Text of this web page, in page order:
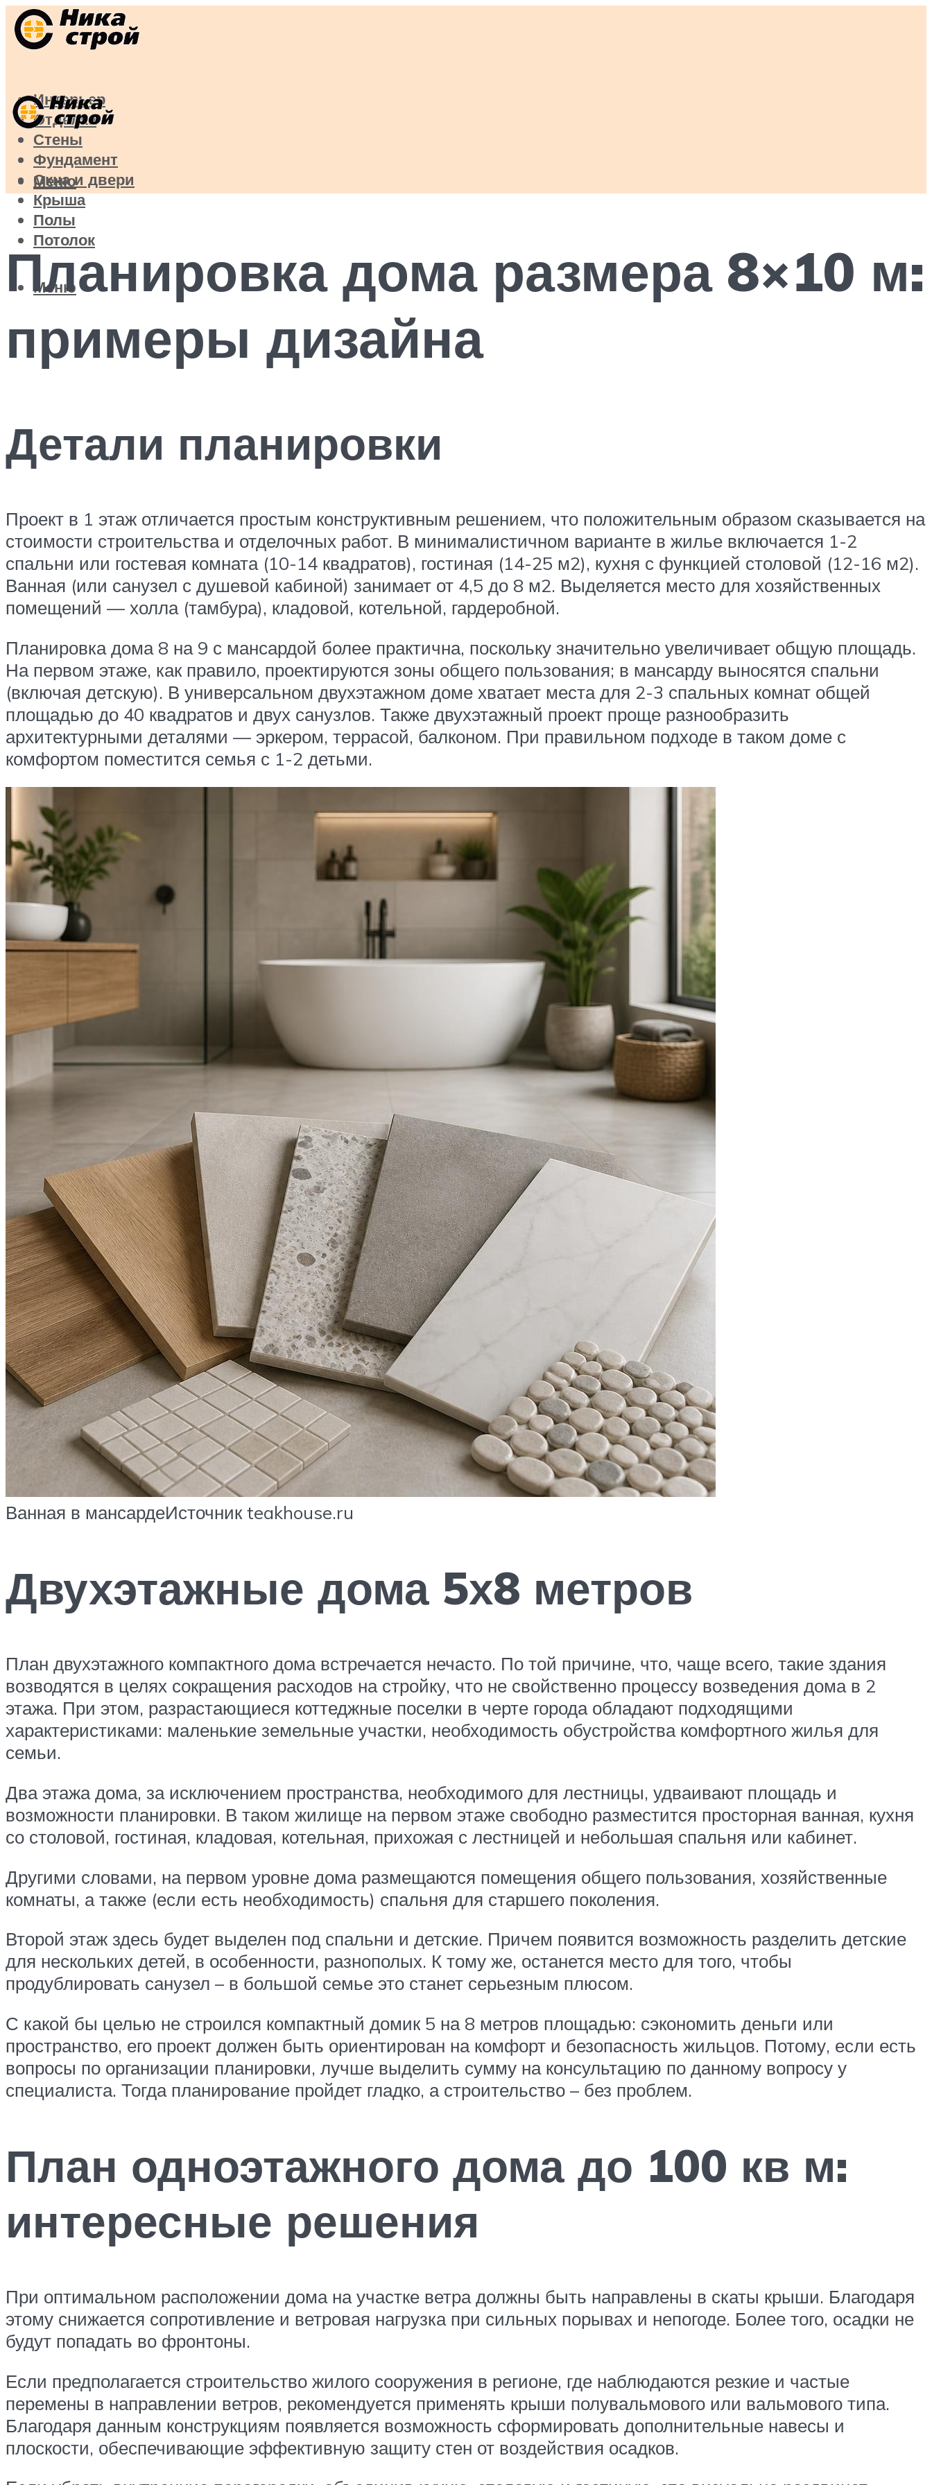
Интерьер
Отделка
Стены
Фундамент
Окна и двери
Крыша
Полы
Потолок
Меню
Меню
Планировка дома размера 8×10 м:
примеры дизайна
Детали планировки
Проект в 1 этаж отличается простым конструктивным решением, что положительным образом сказывается на
стоимости строительства и отделочных работ. В минималистичном варианте в жилье включается 1-2
спальни или гостевая комната (10-14 квадратов), гостиная (14-25 м2), кухня с функцией столовой (12-16 м2).
Ванная (или санузел с душевой кабиной) занимает от 4,5 до 8 м2. Выделяется место для хозяйственных
помещений — холла (тамбура), кладовой, котельной, гардеробной.
Планировка дома 8 на 9 с мансардой более практична, поскольку значительно увеличивает общую площадь.
На первом этаже, как правило, проектируются зоны общего пользования; в мансарду выносятся спальни
(включая детскую). В универсальном двухэтажном доме хватает места для 2-3 спальных комнат общей
площадью до 40 квадратов и двух санузлов. Также двухэтажный проект проще разнообразить
архитектурными деталями — эркером, террасой, балконом. При правильном подходе в таком доме с
комфортом поместится семья с 1-2 детьми.
Ванная в мансардеИсточник teakhouse.ru
Двухэтажные дома 5х8 метров
План двухэтажного компактного дома встречается нечасто. По той причине, что, чаще всего, такие здания
возводятся в целях сокращения расходов на стройку, что не свойственно процессу возведения дома в 2
этажа. При этом, разрастающиеся коттеджные поселки в черте города обладают подходящими
характеристиками: маленькие земельные участки, необходимость обустройства комфортного жилья для
семьи.
Два этажа дома, за исключением пространства, необходимого для лестницы, удваивают площадь и
возможности планировки. В таком жилище на первом этаже свободно разместится просторная ванная, кухня
со столовой, гостиная, кладовая, котельная, прихожая с лестницей и небольшая спальня или кабинет.
Другими словами, на первом уровне дома размещаются помещения общего пользования, хозяйственные
комнаты, а также (если есть необходимость) спальня для старшего поколения.
Второй этаж здесь будет выделен под спальни и детские. Причем появится возможность разделить детские
для нескольких детей, в особенности, разнополых. К тому же, останется место для того, чтобы
продублировать санузел – в большой семье это станет серьезным плюсом.
С какой бы целью не строился компактный домик 5 на 8 метров площадью: сэкономить деньги или
пространство, его проект должен быть ориентирован на комфорт и безопасность жильцов. Потому, если есть
вопросы по организации планировки, лучше выделить сумму на консультацию по данному вопросу у
специалиста. Тогда планирование пройдет гладко, а строительство – без проблем.
План одноэтажного дома до 100 кв м:
интересные решения
При оптимальном расположении дома на участке ветра должны быть направлены в скаты крыши. Благодаря
этому снижается сопротивление и ветровая нагрузка при сильных порывах и непогоде. Более того, осадки не
будут попадать во фронтоны.
Если предполагается строительство жилого сооружения в регионе, где наблюдаются резкие и частые
перемены в направлении ветров, рекомендуется применять крыши полувальмового или вальмового типа.
Благодаря данным конструкциям появляется возможность сформировать дополнительные навесы и
плоскости, обеспечивающие эффективную защиту стен от воздействия осадков.